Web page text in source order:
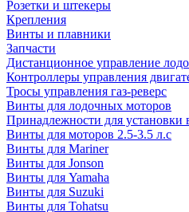
Розетки и штекеры
Крепления
Винты и плавники
Запчасти
Дистанционное управление
Контроллеры управления
Тросы управления газ-реверс
Винты для лодочных моторов
Принадлежности для установки
Винты для моторов 2.5-3.5 л.с
Винты для Mariner
Винты для Jonson
Винты для Yamaha
Винты для Suzuki
Винты для Tohatsu